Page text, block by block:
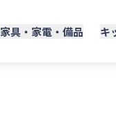
家具・家電・備品 キ